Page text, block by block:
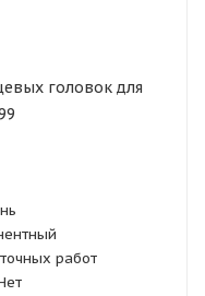
головок для
работ